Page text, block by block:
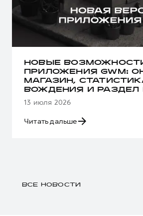
НОВЫЕ
ПРИЛОЖЕНИЯ GWM:
МАГАЗИН,
ВОЖДЕНИЯ И РАЗДЕЛ
13 июля 2026
Читать дальше
ВСЕ НОВОСТИ